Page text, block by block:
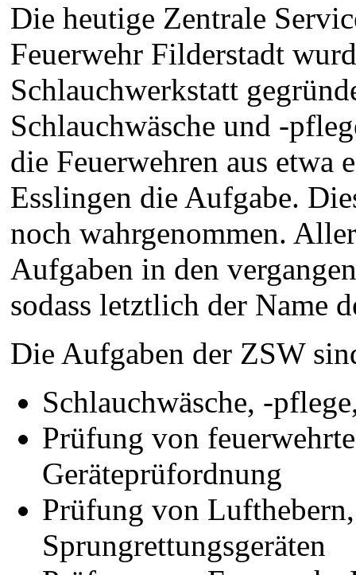
Die heutige Zentrale
Feuerwehr Filderstadt
Schlauchwerkstatt
Schlauchwäsche und -
die Feuerwehren aus etwa
Esslingen die Aufgabe.
noch wahrgenommen.
Aufgaben in den
sodass letztlich der Name
Die Aufgaben der ZSW
Schlauchwäsche, -
Prüfung von
Geräteprüfordnung
Prüfung von
Sprungrettungsgeräten